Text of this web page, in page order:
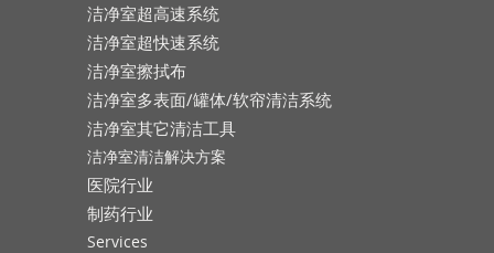
洁净室超高速系统
洁净室超快速系统
洁净室擦拭布
洁净室多表面/罐体/软帘清洁系统
洁净室其它清洁工具
洁净室清洁解决方案
医院行业
制药行业
Services